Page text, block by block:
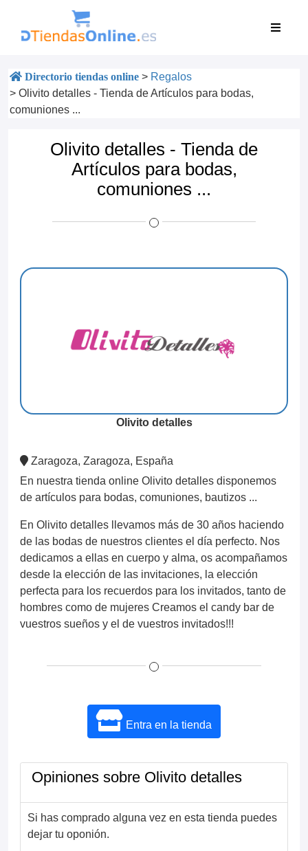
Directorio tiendas online > Regalos
> Olivito detalles - Tienda de Artículos para bodas,
comuniones ...
Olivito detalles - Tienda de
Artículos para bodas,
comuniones ...
Olivito detalles
Zaragoza, Zaragoza, España
En nuestra tienda online Olivito detalles disponemos
de artículos para bodas, comuniones, bautizos ...
En Olivito detalles llevamos más de 30 años haciendo
de las bodas de nuestros clientes el día perfecto. Nos
dedicamos a ellas en cuerpo y alma, os acompañamos
desde la elección de las invitaciones, la elección
perfecta para los recuerdos para los invitados, tanto de
hombres como de mujeres Creamos el candy bar de
vuestros sueños y el de vuestros invitados!!!
Entra en la tienda
Opiniones sobre Olivito detalles
Si has comprado alguna vez en esta tienda puedes
dejar tu oponión.